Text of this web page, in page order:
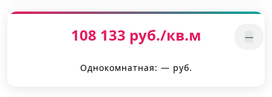
108 133 руб./кв.м —
Однокомнатная: — руб.